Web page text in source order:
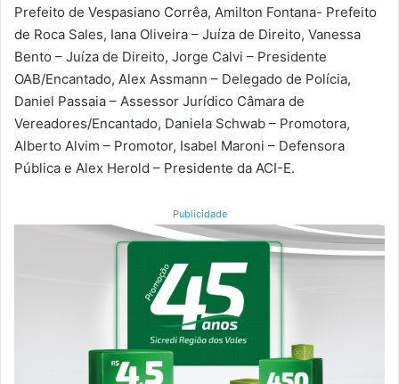
Prefeito de Vespasiano Corrêa, Amilton Fontana- Prefeito
de Roca Sales, Iana Oliveira – Juíza de Direito, Vanessa
Bento – Juíza de Direito, Jorge Calvi – Presidente
OAB/Encantado, Alex Assmann – Delegado de Polícia,
Daniel Passaia – Assessor Jurídico Câmara de
Vereadores/Encantado, Daniela Schwab – Promotora,
Alberto Alvim – Promotor, Isabel Maroni – Defensora
Pública e Alex Herold – Presidente da ACI-E.
Publicidade